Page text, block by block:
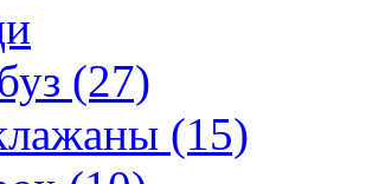
(27)
(15)